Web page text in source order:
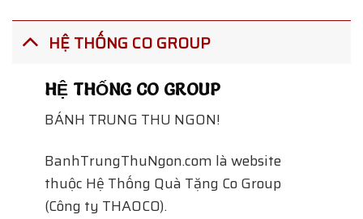
HỆ THỐNG CO GROUP
HỆ THỐNG CO GROUP
BÁNH TRUNG THU NGON!
BanhTrungThuNgon.com là website
thuộc Hệ Thống Quà Tặng Co Group
(Công ty THAOCO).